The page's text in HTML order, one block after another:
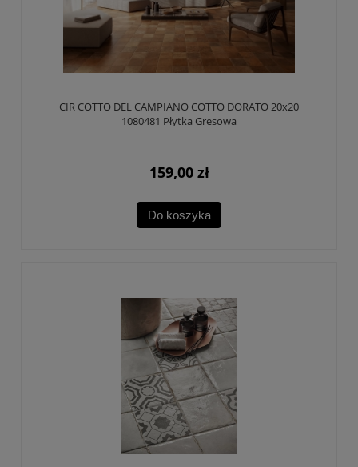
CIR COTTO DEL CAMPIANO COTTO DORATO 20x20
1080481 Płytka Gresowa
159,00 zł
Do koszyka